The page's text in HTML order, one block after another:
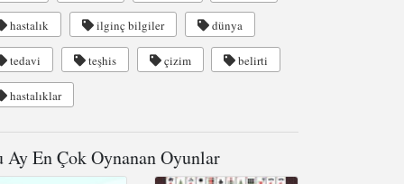
hastalık ilginç bilgiler dünya
tedavi teşhis çizim belirti
hastalıklar
Ay En Çok Oynanan Oyunlar